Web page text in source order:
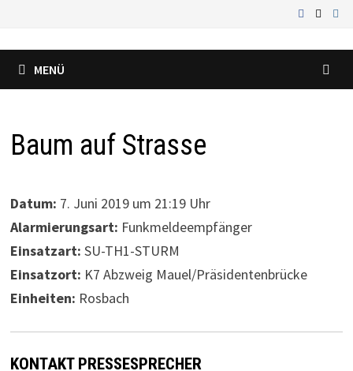
springen
MENÜ
Baum auf Strasse
Datum: 7. Juni 2019 um 21:19 Uhr
Alarmierungsart: Funkmeldeempfänger
Einsatzart: SU-TH1-STURM
Einsatzort: K7 Abzweig Mauel/Präsidentenbrücke
Einheiten: Rosbach
KONTAKT PRESSESPRECHER